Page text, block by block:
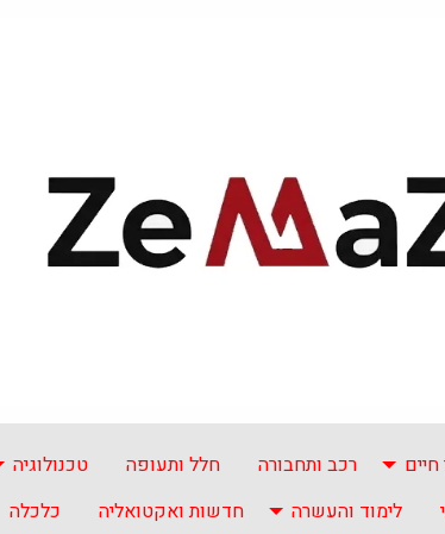
חיים רכב ותחבורה חלל ותעופה טכנולוגיה
לימוד והעשרה חדשות ואקטואליה כלכלה